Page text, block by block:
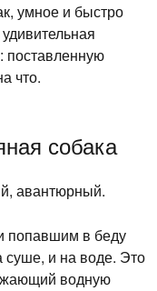
умное и быстро
поставленную
что.
собака
авантюрный.
попавшим в беду
суше, и на воде. Это
водную